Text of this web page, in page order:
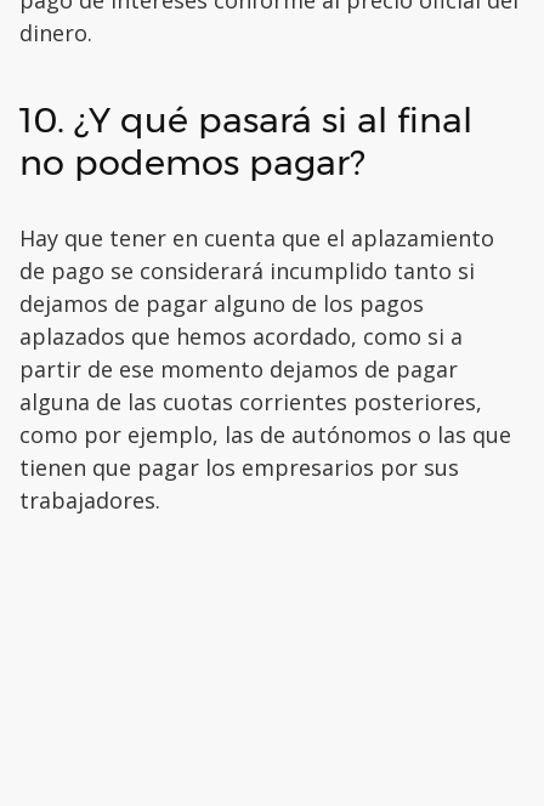
dinero.
10. ¿Y qué pasará si al final
no podemos pagar?
Hay que tener en cuenta que el aplazamiento
de pago se considerará incumplido tanto si
dejamos de pagar alguno de los pagos
aplazados que hemos acordado, como si a
partir de ese momento dejamos de pagar
alguna de las cuotas corrientes posteriores,
como por ejemplo, las de autónomos o las que
tienen que pagar los empresarios por sus
trabajadores.